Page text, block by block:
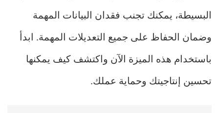
البسيطة، يمكنك تجنب فقدان البيانات المهمة
وضمان الحفاظ على جميع التعديلات المهمة. ابدأ
باستخدام هذه الميزة الآن واكتشف كيف يمكنها
تحسين إنتاجيتك وحماية عملك.